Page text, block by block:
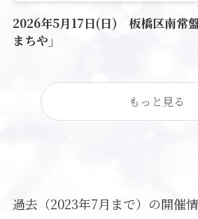
2026年5月17日(日) 板橋区南常
まちや」
もっと見る
過去（2023年7月まで）の開催